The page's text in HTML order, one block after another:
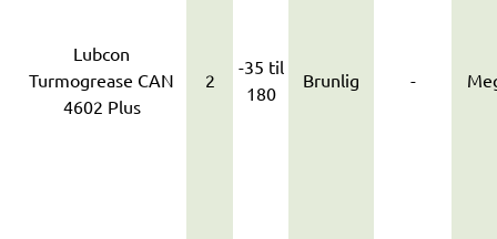
Lubcon
Turmogrease CAN
4602 Plus
2
-35 til
180
Brunlig -